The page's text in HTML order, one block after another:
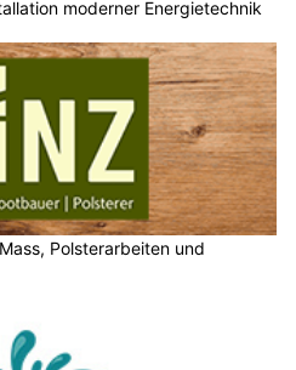
moderner Energietechnik
Polsterarbeiten und